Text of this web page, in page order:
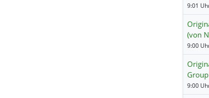
9:01
(von
9:00
9:00